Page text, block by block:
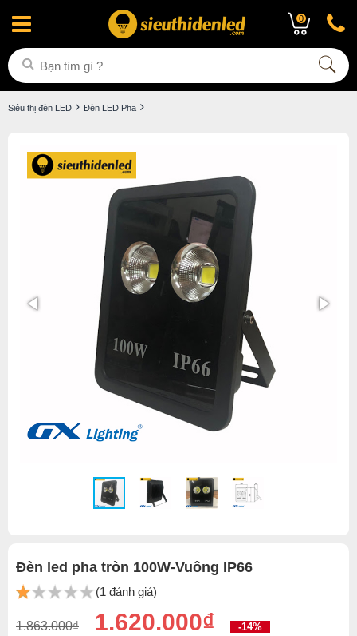
0
Siêu thị đèn LED Đèn LED Pha
Đèn led pha tròn 100W-Vuông IP66
(1 đánh giá)
1.863.000₫ 1.620.000₫ -14%